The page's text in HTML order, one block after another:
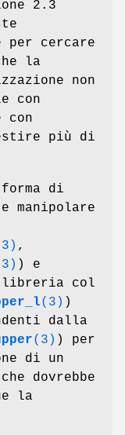
2.3
per cercare
la
non
con
con
più di
di
manipolare
,
) e
libreria col
(3) )
dalla
(3) ) per
di un
dovrebbe
la